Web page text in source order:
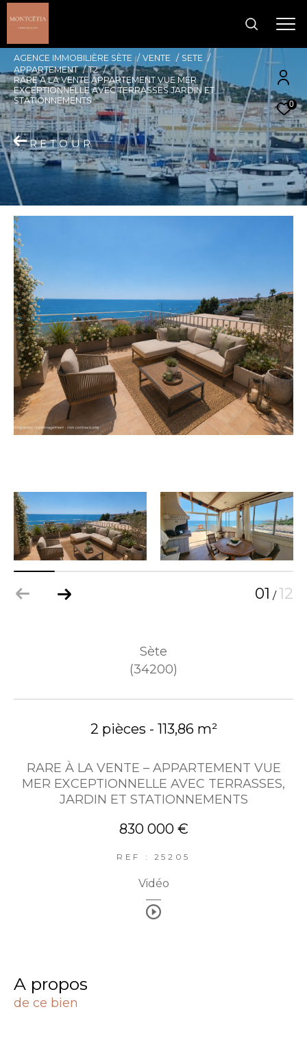
0
AGENCE IMMOBILIÈRE SÈTE VENTE
SETE
APPARTEMENT
T2
RARE A LA VENTE APPARTEMENT VUE MER
EXCEPTIONNELLE AVEC TERRASSES JARDIN ET
STATIONNEMENTS
RETOUR
01 /12
Sète
(34200)
2 pièces - 113,86 m²
RARE À LA VENTE – APPARTEMENT VUE
MER EXCEPTIONNELLE AVEC TERRASSES,
JARDIN ET STATIONNEMENTS
830 000 €
REF : 25205
Vidéo
a propos
de ce bien